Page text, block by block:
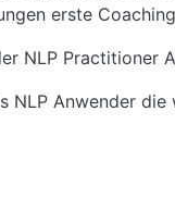
erste
NLP Practitioner
Anwender